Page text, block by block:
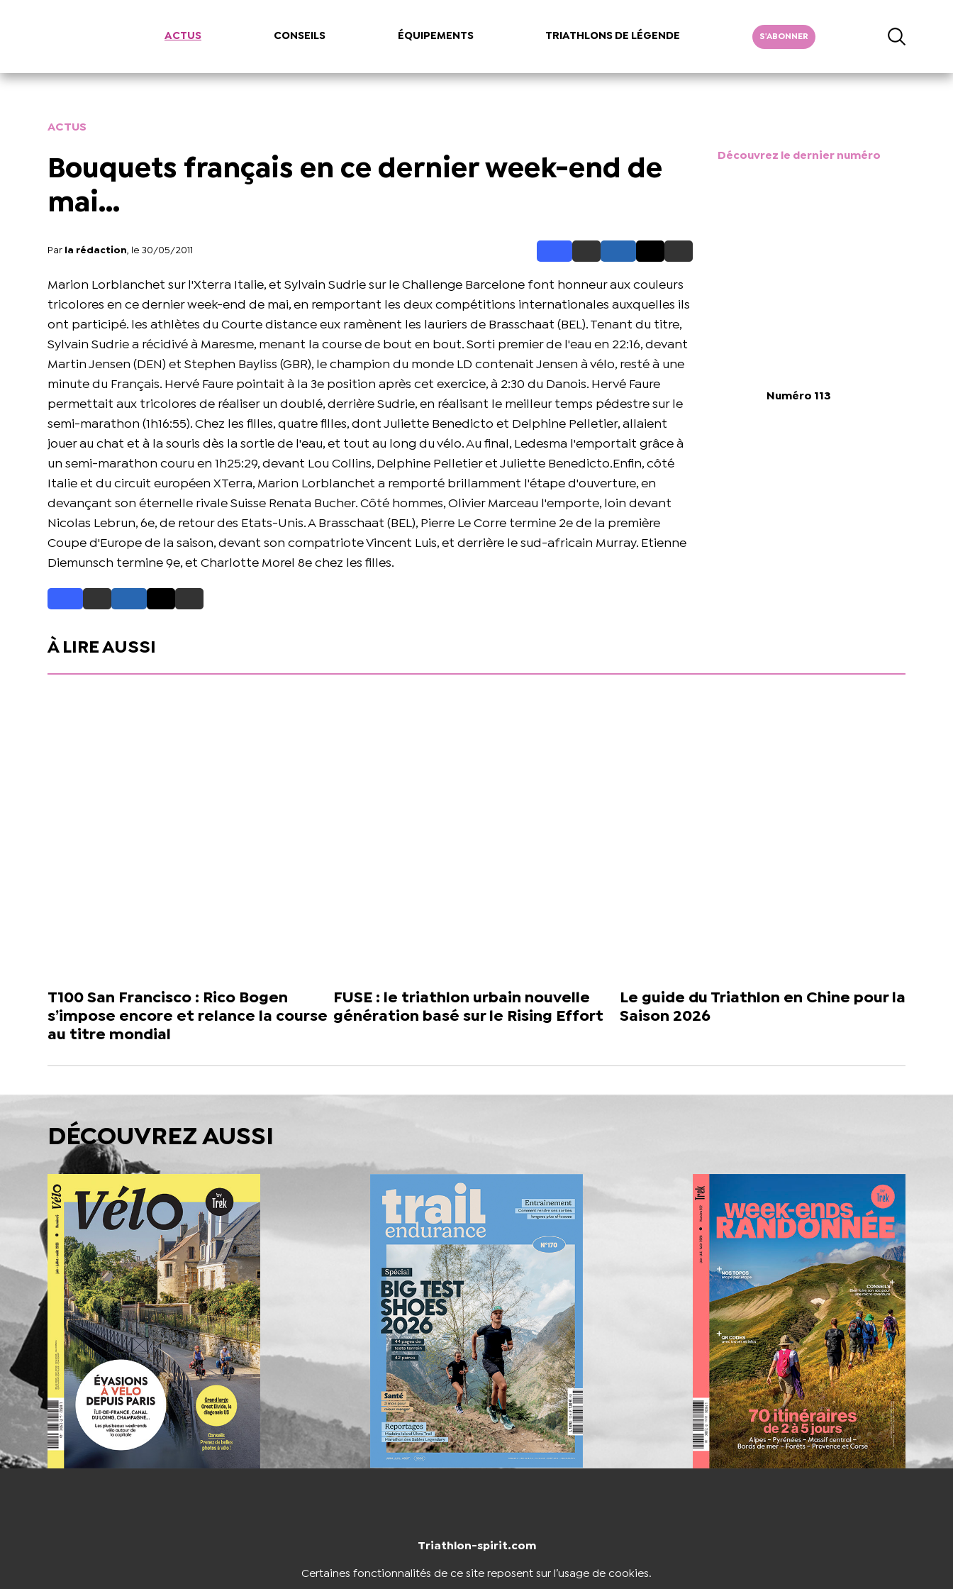
Triathlon-spirit.com
Certaines fonctionnalités de ce site reposent sur l’usage de cookies.
ACTUS CONSEILS ÉQUIPEMENTS TRIATHLONS DE LÉGENDE S'ABONNER
ACTUS
Bouquets français en ce dernier week-end de
mai...
Par la rédaction , le 30/05/2011
Marion Lorblanchet sur l'Xterra Italie, et Sylvain Sudrie sur le Challenge Barcelone font honneur aux couleurs
tricolores en ce dernier week-end de mai, en remportant les deux compétitions internationales auxquelles ils
ont participé. les athlètes du Courte distance eux ramènent les lauriers de Brasschaat (BEL). Tenant du titre,
Sylvain Sudrie a récidivé à Maresme, menant la course de bout en bout. Sorti premier de l'eau en 22:16, devant
Martin Jensen (DEN) et Stephen Bayliss (GBR), le champion du monde LD contenait Jensen à vélo, resté à une
minute du Français. Hervé Faure pointait à la 3e position après cet exercice, à 2:30 du Danois. Hervé Faure
permettait aux tricolores de réaliser un doublé, derrière Sudrie, en réalisant le meilleur temps pédestre sur le
semi-marathon (1h16:55). Chez les filles, quatre filles, dont Juliette Benedicto et Delphine Pelletier, allaient
jouer au chat et à la souris dès la sortie de l'eau, et tout au long du vélo. Au final, Ledesma l'emportait grâce à
un semi-marathon couru en 1h25:29, devant Lou Collins, Delphine Pelletier et Juliette Benedicto.Enfin, côté
Italie et du circuit européen XTerra, Marion Lorblanchet a remporté brillamment l'étape d'ouverture, en
devançant son éternelle rivale Suisse Renata Bucher. Côté hommes, Olivier Marceau l'emporte, loin devant
Nicolas Lebrun, 6e, de retour des Etats-Unis. A Brasschaat (BEL), Pierre Le Corre termine 2e de la première
Coupe d'Europe de la saison, devant son compatriote Vincent Luis, et derrière le sud-africain Murray. Etienne
Diemunsch termine 9e, et Charlotte Morel 8e chez les filles.
Découvrez le dernier numéro
Numéro 113
À LIRE AUSSI
T100 San Francisco : Rico Bogen
s’impose encore et relance la course
au titre mondial
FUSE : le triathlon urbain nouvelle
génération basé sur le Rising Effort
Le guide du Triathlon en Chine pour la
Saison 2026
DÉCOUVREZ AUSSI
BOUTIQUE